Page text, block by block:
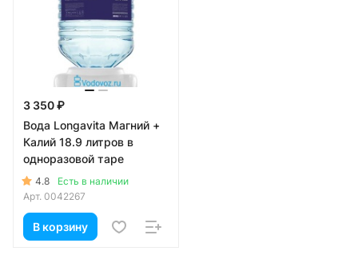
3 350 ₽
Вода Longavita Магний +
Калий 18.9 литров в
одноразовой таре
4.8
Есть в наличии
Арт. 0042267
В корзину